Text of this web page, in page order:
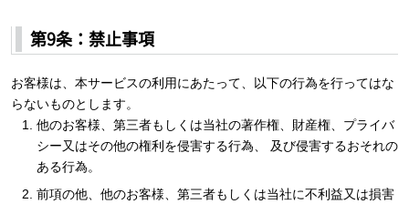
第9条：禁止事項
お客様は、本サービスの利用にあたって、以下の行為を行ってはな
らないものとします。
他のお客様、第三者もしくは当社の著作権、財産権、プライバ
シー又はその他の権利を侵害する行為、 及び侵害するおそれの
ある行為。
前項の他、他のお客様、第三者もしくは当社に不利益又は損害